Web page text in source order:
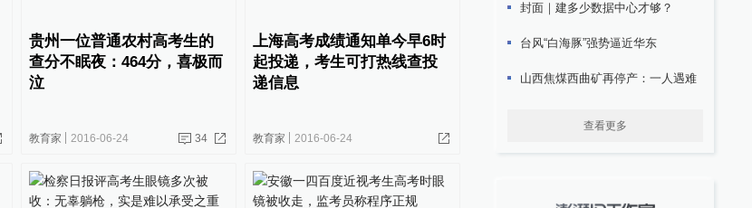
贵州一位普通农村高考生的
查分不眠夜：464分，喜极而
泣
教育家 2016-06-24 34
上海高考成绩通知单今早6时
起投递，考生可打热线查投
递信息
教育家 2016-06-24
封面｜建多少数据中心才够？
台风“白海豚”强势逼近华东
山西焦煤西曲矿再停产：一人遇难
查看更多